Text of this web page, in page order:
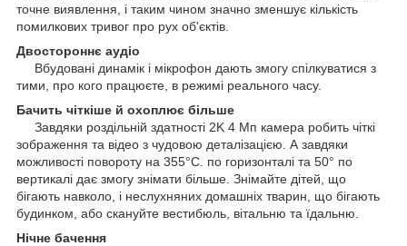
точне виявлення, і таким чином значно зменшує кількість
помилкових тривог про рух об'єктів.
Двостороннє аудіо
Вбудовані динамік і мікрофон дають змогу спілкуватися з
тими, про кого працюєте, в режимі реального часу.
Бачить чіткіше й охоплює більше
Завдяки роздільній здатності 2K 4 Мп камера робить чіткі
зображення та відео з чудовою деталізацією. А завдяки
можливості повороту на 355°C. по горизонталі та 50° по
вертикалі дає змогу знімати більше. Знімайте дітей, що
бігають навколо, і неслухняних домашніх тварин, що бігають
будинком, або скануйте вестибюль, вітальню та їдальню.
Нічне бачення